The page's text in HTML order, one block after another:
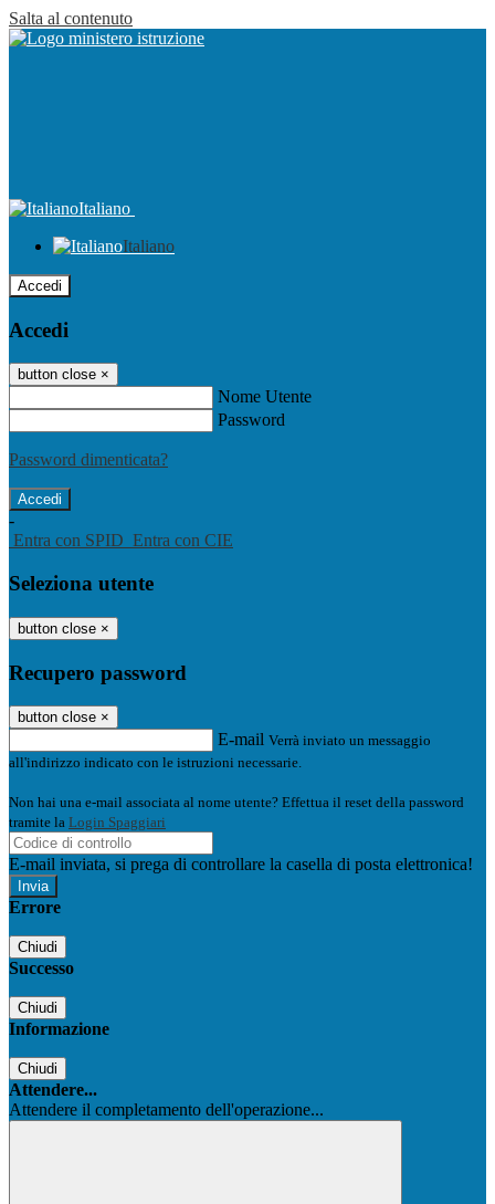
Salta al contenuto
Italiano
Italiano
Accedi
Accedi
button close ×
Nome Utente
Password
Password dimenticata?
-
Entra con SPID Entra con CIE
Seleziona utente
button close ×
Recupero password
button close ×
E-mail Verrà inviato un messaggio
all'indirizzo indicato con le istruzioni necessarie.
Non hai una e-mail associata al nome utente? Effettua il reset della password
tramite la Login Spaggiari
E-mail inviata, si prega di controllare la casella di posta elettronica!
Errore
Chiudi
Successo
Chiudi
Informazione
Chiudi
Attendere...
Attendere il completamento dell'operazione...